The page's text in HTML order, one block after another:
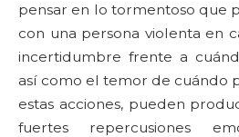
pensar en lo tormentoso que
con una persona violenta en
incertidumbre frente a
así como el temor de cuándo
estas acciones, pueden
fuertes repercusiones